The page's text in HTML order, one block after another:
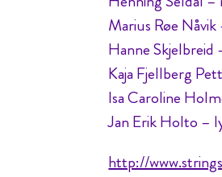
Marius Røe
Hanne Skjelbreid
Kaja Fjellberg
Isa Caroline
Jan Erik Holto –
http://